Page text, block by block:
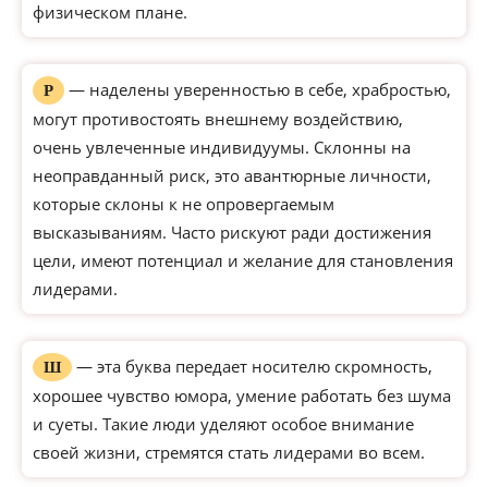
физическом плане.
Р
— наделены уверенностью в себе, храбростью,
могут противостоять внешнему воздействию,
очень увлеченные индивидуумы. Склонны на
неоправданный риск, это авантюрные личности,
которые склоны к не опровергаемым
высказываниям. Часто рискуют ради достижения
цели, имеют потенциал и желание для становления
лидерами.
Ш
— эта буква передает носителю скромность,
хорошее чувство юмора, умение работать без шума
и суеты. Такие люди уделяют особое внимание
своей жизни, стремятся стать лидерами во всем.